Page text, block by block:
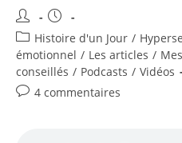
Auteur/autrice
de
la
publication :
Publication
publiée :
Post
category:
Histoire d'un Jour /
émotionnel / Les articles /
conseillés / Podcasts / Vidéos
Commentaires
4 commentaires